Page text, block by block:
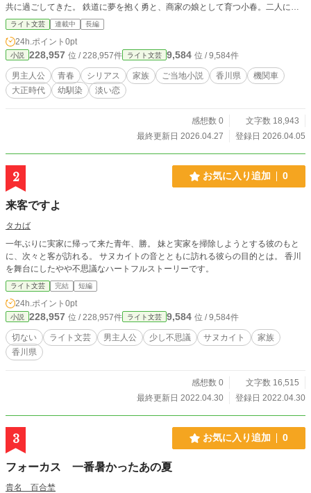
共に過ごしてきた。 鉄道に夢を抱く勇と、商家の娘として育つ小春。二人にと
って、隣にいることは当たり前だった。 しかし、この年、二十歳を迎える小春
が変わりはじめる。 何を問うても本心を語らず、ただ曖昧に微笑むばかり。
「勇さん……私、遠くへ行くことになったの」 やがて春の日、小春は突然、町
を離れることを告げる。 勇が「いつ？」と問えば「明日」と答えた。 「見送り
は……いいから」 小春はそう言うと僅かに視線をそらした。 翌日――勇は駅員
としての最初の仕事に就き、ホームに立つ。 押し寄せる人波の中、必死に小春
の姿を探すが見つからない。 発車間際、ようやく視界の端に彼女の姿をとらえ
べてを掻き消した。 動き出す汽車の窓に残されたのは、伝えられなかった想い
ライト文芸 連載中 長編
24h.ポイント 0pt
小説 228,957 位 / 228,957件 ライト文芸 9,584 位 / 9,584件
男主人公 青春 シリアス 家族 ご当地小説 香川県
機関車
大正時代
幼馴染 淡い恋
感想数 0
文字数 18,943
最終更新日 2026.04.27
登録日 2026.04.05
2 お気に入り追加 0
来客ですよ
タカば
一年ぶりに実家に帰って来た青年、勝。 妹と実家を掃除しようとする彼のもと
に、次々と客が訪れる。 サヌカイトの音とともに訪れる彼らの目的とは。 香川
を舞台にしたやや不思議なハートフルストーリーです。
ライト文芸 完結 短編
24h.ポイント 0pt
小説 228,957 位 / 228,957件 ライト文芸 9,584 位 / 9,584件
切ない ライト文芸 男主人公 少し不思議 サヌカイト
家族
香川県
感想数 0
文字数 16,515
最終更新日 2022.04.30
登録日 2022.04.30
3 お気に入り追加 0
フォーカス 一番暑かったあの夏
貴名 百合埜